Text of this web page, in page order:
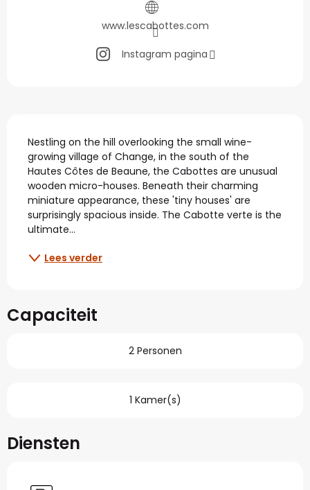
www.lescabottes.com
Instagram pagina
Beschrijving
Nestling on the hill overlooking the small wine-
growing village of Change, in the south of the
Hautes Côtes de Beaune, the Cabottes are unusual
wooden micro-houses. Beneath their charming
miniature appearance, these 'tiny houses' are
surprisingly spacious inside. The Cabotte verte is the
ultimate...
Lees verder
Capaciteit
2 Personen
1 Kamer(s)
Diensten